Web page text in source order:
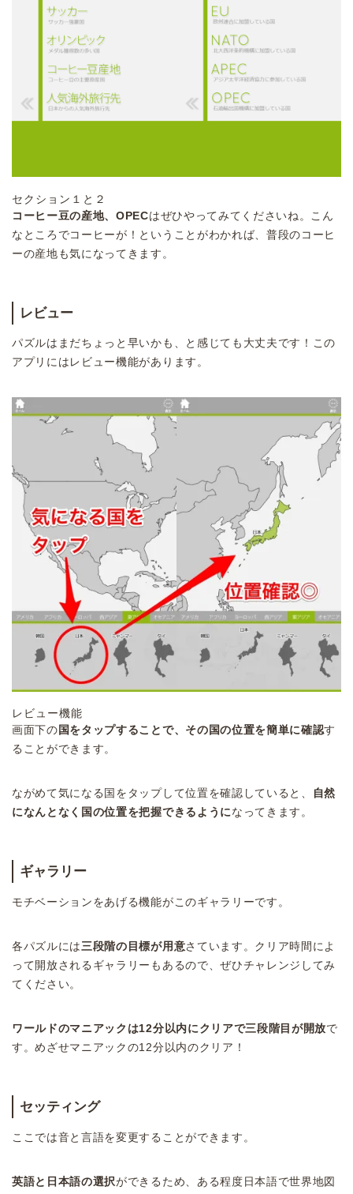
セクション１と２
コーヒー豆の産地、OPECはぜひやってみてくださいね。こん
なところでコーヒーが！ということがわかれば、普段のコーヒ
ーの産地も気になってきます。
レビュー
パズルはまだちょっと早いかも、と感じても大丈夫です！この
アプリにはレビュー機能があります。
レビュー機能
画面下の 国をタップすることで、その国の位置を簡単に確認す
ることができます。
ながめて気になる国をタップして位置を確認していると、
自然
になんとなく国の位置を把握できるようになってきます。
ギャラリー
モチベーションをあげる機能がこのギャラリーです。
各パズルには三段階の目標が用意さています。クリア時間によ
って開放されるギャラリーもあるので、ぜひチャレンジしてみ
てください。
ワールドのマニアックは12分以内にクリアで三段階目が開放で
す。めざせマニアックの12分以内のクリア！
セッティング
ここでは音と言語を変更することができます。
英語と日本語の選択ができるため、ある程度日本語で世界地図